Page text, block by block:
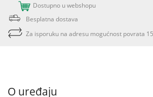
Dostupno u webshopu
Besplatna dostava
Za isporuku na adresu mogućnost povrata
O uređaju